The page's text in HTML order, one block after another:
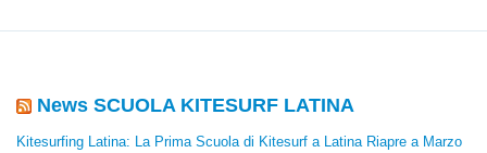
News SCUOLA KITESURF LATINA
Kitesurfing Latina: La Prima Scuola di Kitesurf a Latina Riapre a Marzo